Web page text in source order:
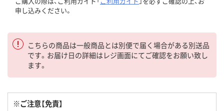
申し込みください。
こちらの商品は一般商品とは別便で届く場合がある別送品
です。お届け日の詳細はレジ画面にてご確認をお願い致し
ます。
※ご注意【免責】